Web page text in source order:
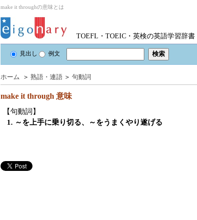
make it throughの意味とは
TOEFL・TOEIC・英検の英語学習辞書
見出し 例文
ホーム ＞ 熟語・連語 ＞ 句動詞
make it through 意味
【句動詞】
1. ～を上手に乗り切る、～をうまくやり遂げる